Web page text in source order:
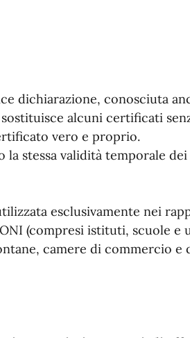
dichiarazione, conosciuta
alcuni certificati
vero e proprio.
la stessa validità temporale
esclusivamente nei
(compresi istituti, scuole e
camere di commercio e